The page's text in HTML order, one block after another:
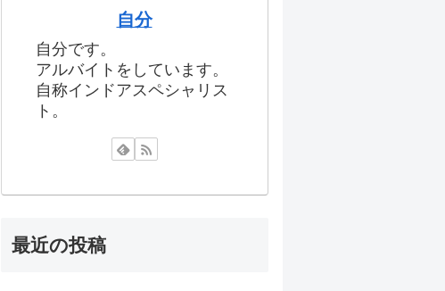
自分
自分です。
アルバイトをしています。
自称インドアスペシャリス
ト。
最近の投稿